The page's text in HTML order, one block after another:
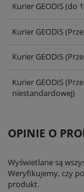
Kurier GEODIS(do
Kurier GEODIS
Kurier GEODIS
Kurier GEODIS
niestandardowej)
OPINIE O
Wyświetlane są
Weryfikujemy, czy
produkt.